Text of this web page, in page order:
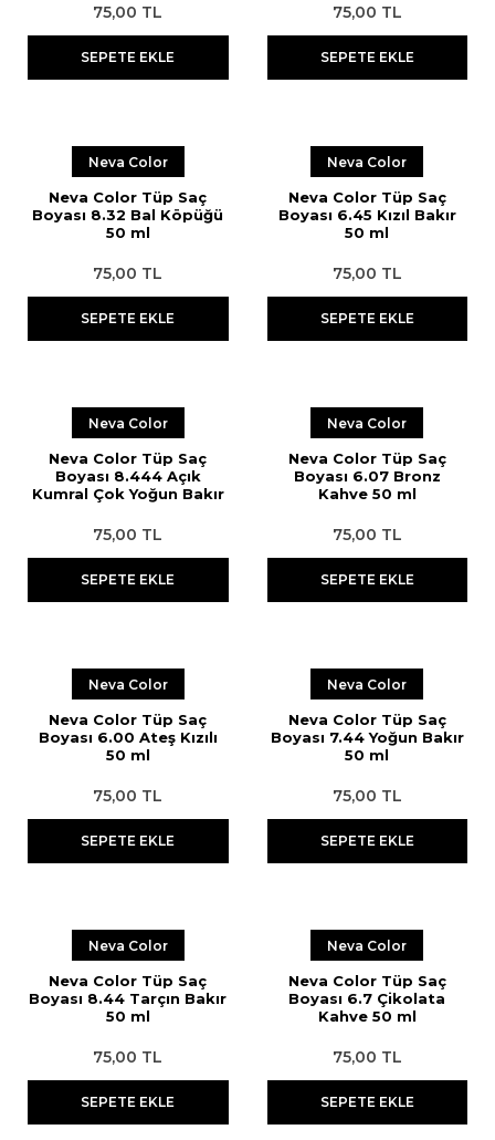
75,00 TL
SEPETE EKLE
75,00 TL
SEPETE EKLE
Neva Color
Neva Color Tüp Saç
Boyası 8.32 Bal Köpüğü
50 ml
75,00 TL
SEPETE EKLE
Neva Color
Neva Color Tüp Saç
Boyası 6.45 Kızıl Bakır
50 ml
75,00 TL
SEPETE EKLE
Neva Color
Neva Color Tüp Saç
Boyası 8.444 Açık
Kumral Çok Yoğun Bakır
75,00 TL
SEPETE EKLE
Neva Color
Neva Color Tüp Saç
Boyası 6.07 Bronz
Kahve 50 ml
75,00 TL
SEPETE EKLE
Neva Color
Neva Color Tüp Saç
Boyası 6.00 Ateş Kızılı
50 ml
75,00 TL
SEPETE EKLE
Neva Color
Neva Color Tüp Saç
Boyası 7.44 Yoğun Bakır
50 ml
75,00 TL
SEPETE EKLE
Neva Color
Neva Color Tüp Saç
Boyası 8.44 Tarçın Bakır
50 ml
75,00 TL
SEPETE EKLE
Neva Color
Neva Color Tüp Saç
Boyası 6.7 Çikolata
Kahve 50 ml
75,00 TL
SEPETE EKLE